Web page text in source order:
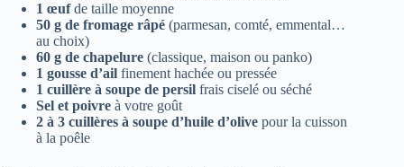
1 œufde taille moyenne
50 g de fromage râpé (parmesan, comté, emmental…
au choix)
60 g de chapelure (classique, maison ou panko)
1 gousse d’ail finement hachée ou pressée
1 cuillère à soupe de persil frais ciselé ou séché
Sel et poivre à votre goût
2 à 3 cuillères à soupe d’huile d’olive pour la cuisson
à la poêle